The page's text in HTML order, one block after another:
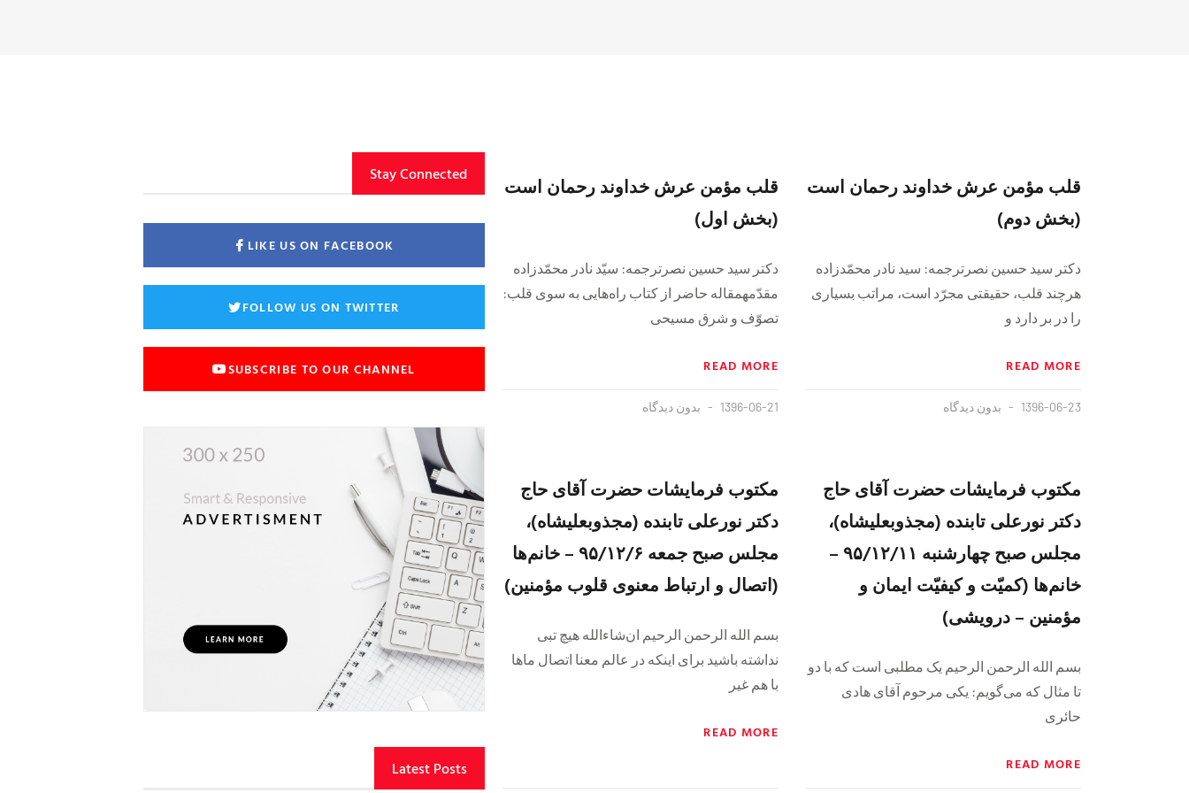
قلب مؤمن عرش خداوند رحمان است
(بخش دوم)
دكتر سيد حسين نصرترجمه: سيد نادر محمّدزاده
هرچند قلب، حقيقتى مجرّد است، مراتب بسيارى
را در بر دارد و
READ MORE
1396-06-23 بدون دیدگاه
قلب مؤمن عرش خداوند رحمان است
(بخش اول)
دكتر سيد حسين نصرترجمه: سيّد نادر محمّدزاده
مقدّمهمقاله حاضر از كتاب راه‏‌هايى به ‏سوى قلب:
تصوّف و شرق مسيحى
READ MORE
1396-06-21 بدون دیدگاه
مکتوب فرمایشات حضرت آقای حاج
دکتر نورعلی تابنده (مجذوبعلیشاه)،
مجلس صبح چهارشنبه ۹۵/۱۲/١١ –
خانم‌ها (کمیّت و کیفیّت ایمان و
مؤمنین – درویشی)
بسم الله الرحمن الرحیم یک مطلبی است که با دو
تا مثال که می‌گویم: یکی مرحوم آقای هادی
حائری
READ MORE
مکتوب فرمایشات حضرت آقای حاج
دکتر نورعلی تابنده (مجذوبعلیشاه)،
مجلس صبح جمعه ۹۵/۱۲/۶ – خانم‌ها
(اتصال و ارتباط معنوی قلوب مؤمنین)
بسم الله الرحمن الرحیم ان‌شاءالله هیچ تبی
نداشته باشید برای اینکه در عالم معنا اتصال ماها
با هم غیر
READ MORE
Stay Connected
LIKE US ON FACEBOOK
FOLLOW US ON TWITTER
SUBSCRIBE TO OUR CHANNEL
Latest Posts